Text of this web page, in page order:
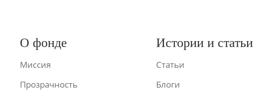
О фонде
Миссия
Прозрачность
Истории и статьи
Статьи
Блоги